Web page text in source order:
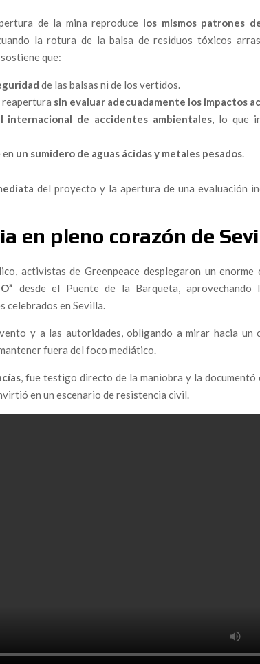
“La sociedad civil tiene que hacerse con la política
Un abogado denuncia ante la Fiscalía Superior
«estratégicos» Plus Ultra Líneas Aéreas y Ándalus
consagra la impunidad
libro imprescindible para comprender la descomposición
a la muerte civil
un feminismo que reclama República para transformar
revela el fracaso del canal interno de la Policía
de Elisa Mouliaá y la soledad de quienes denuncian
erosiona la seguridad ferroviaria en España
Públicos y el Entorno del Expresidente Zapatero
en la política francesa
de la mina reproduce los mismos patrones
la rotura de la balsa de residuos tóxicos
que:
de las balsas ni de los vertidos.
reapertura sin evaluar adecuadamente los impactos
internacional de accidentes ambientales , lo que
un sumidero de aguas ácidas y metales pesados
del proyecto y la apertura de una evaluación
en pleno corazón de
activistas de Greenpeace desplegaron un
desde el Puente de la Barqueta, aprovechando
celebrados en Sevilla.
y a las autoridades, obligando a mirar hacia un
fuera del foco mediático.
, fue testigo directo de la maniobra y la documentó
en un escenario de resistencia civil.